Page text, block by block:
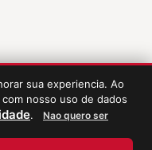
sua experiencia. Ao
nosso uso de dados
.
Nao quero ser
Vinhos